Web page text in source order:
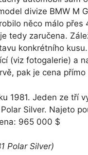
divize BMW M
něco málo přes
tedy zaručena.
konkrétního
(viz fotogalerie) a
pak je cena
1981. Jeden ze tří
Silver. Najeto
965 000 $
Polar Silver)